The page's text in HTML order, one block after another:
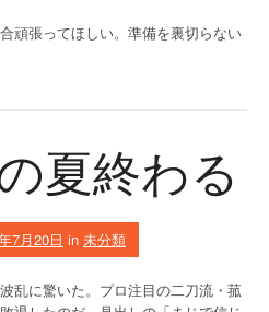
頑張ってほしい。準備を裏切らない
夏終わる
7月20日 in 未分類
乱に驚いた。プロ注目の二刀流・菰